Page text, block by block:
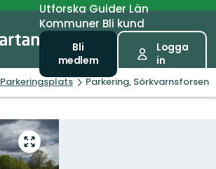
UtforskaGuiderLän
Kommuner Bli kund
Bli
medlem
Logga
in
Parkeringsplats Parkering, Sörkvarnsforsen
Gå
till